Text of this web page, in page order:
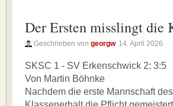
Der Ersten misslingt die
Geschrieben von georgw 14. April 2026
SKSC 1 - SV Erkenschwick 2: 3:5
Von Martin Böhnke
Nachdem die erste Mannschaft